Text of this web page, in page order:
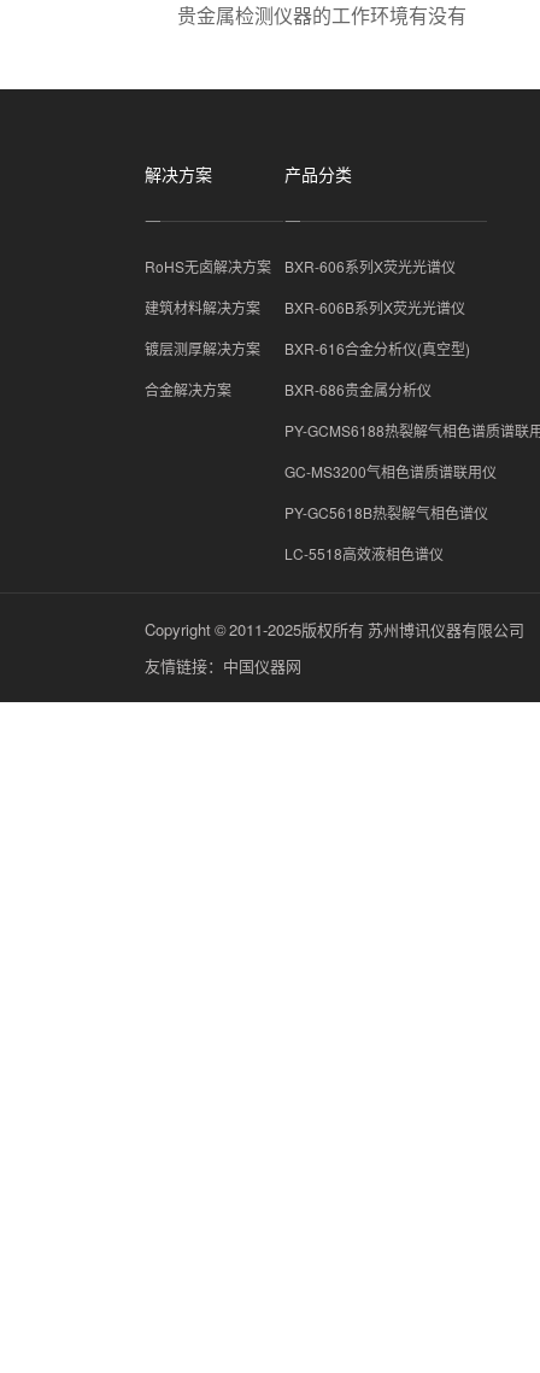
贵金属检测仪器的工作环境有没有
解决方案
RoHS无卤解决方案
建筑材料解决方案
镀层测厚解决方案
合金解决方案
产品分类
BXR-606系列X荧光光谱仪
BXR-606B系列X荧光光谱仪
BXR-616合金分析仪(真空型)
BXR-686贵金属分析仪
PY-GCMS6188热裂解气相色谱质谱联
GC-MS3200气相色谱质谱联用仪
PY-GC5618B热裂解气相色谱仪
LC-5518高效液相色谱仪
Copyright © 2011-2025版权所有 苏州博讯仪器有限公司
友情链接： 中国仪器网